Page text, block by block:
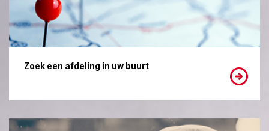
Zoek een afdeling in uw buurt